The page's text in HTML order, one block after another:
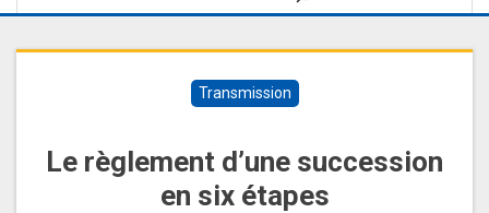
Transmission
Le règlement d’une succession
en six étapes